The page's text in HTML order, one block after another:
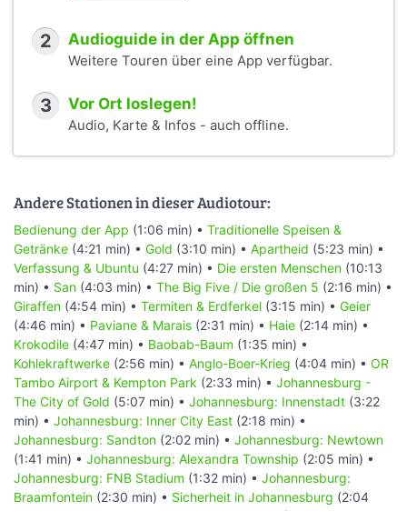
2 Audioguide in der App öffnen
Weitere Touren über eine App verfügbar.
3 Vor Ort loslegen!
Audio, Karte & Infos - auch offline.
Andere Stationen in dieser Audiotour:
Bedienung der App (1:06 min) • Traditionelle Speisen &
Getränke (4:21 min) • Gold (3:10 min) • Apartheid (5:23 min) •
Verfassung & Ubuntu (4:27 min) • Die ersten Menschen (10:13
min) • San (4:03 min) • The Big Five / Die großen 5 (2:16 min) •
Giraffen (4:54 min) • Termiten & Erdferkel (3:15 min) • Geier
(4:46 min) • Paviane & Marais (2:31 min) • Haie (2:14 min) •
Krokodile (4:47 min) • Baobab-Baum (1:35 min) •
Kohlekraftwerke (2:56 min) • Anglo-Boer-Krieg (4:04 min) • OR
Tambo Airport & Kempton Park (2:33 min) • Johannesburg -
The City of Gold (5:07 min) • Johannesburg: Innenstadt (3:22
min) • Johannesburg: Inner City East (2:18 min) •
Johannesburg: Sandton (2:02 min) • Johannesburg: Newtown
(1:41 min) • Johannesburg: Alexandra Township (2:05 min) •
Johannesburg: FNB Stadium (1:32 min) • Johannesburg:
Braamfontein (2:30 min) • Sicherheit in Johannesburg (2:04